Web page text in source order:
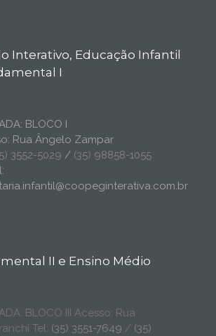
Interativo, Educação Infantil
I
BLOCO I
Rua Ângelo Zampar
3552-5029 / (35) 98858-1055
II e Ensino Médio
BLOCO III Acesso: Rua
Tel: (35) 3551-7649 / (35)